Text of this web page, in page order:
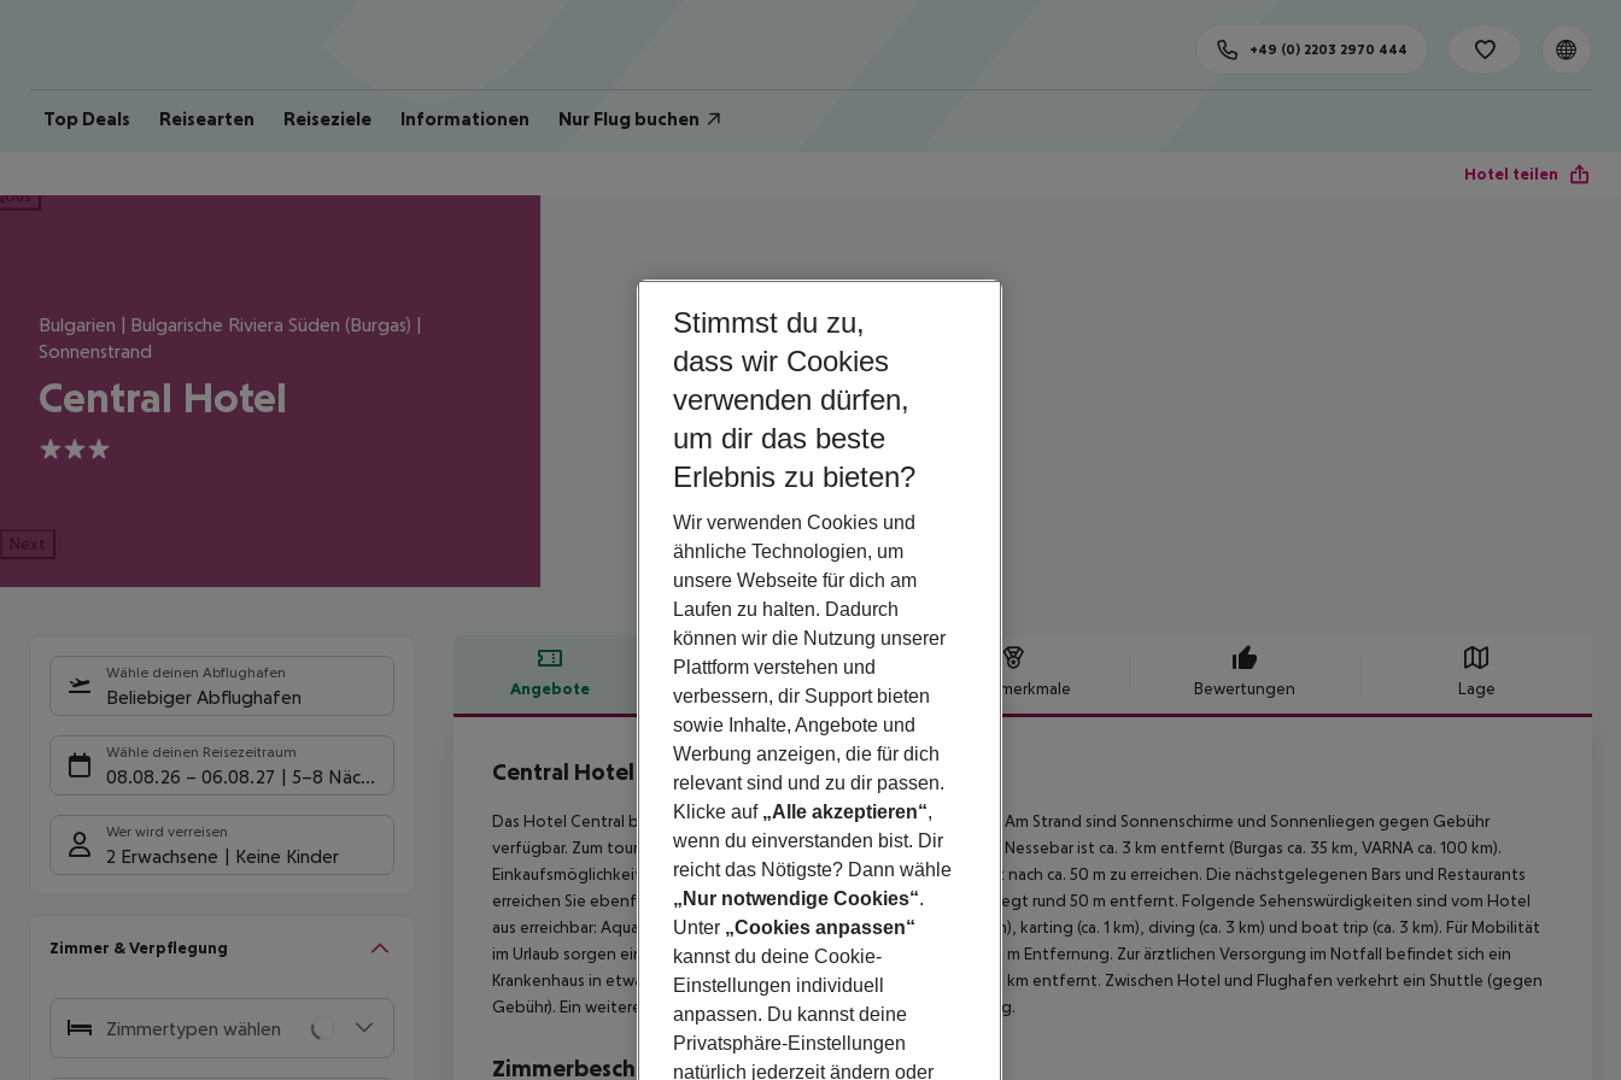
Top Deals Reisearten Reiseziele Informationen Nur Flug buchen
+49 (0) 2203 2970 444
Hotel teilen
Bulgarien | Bulgarische Riviera Süden (Burgas) |
Sonnenstrand
Central Hotel
3
Next
Wähle deinen Abflughafen
Beliebiger Abflughafen
Wähle deinen Reisezeitraum
08.08.26 – 06.08.27 5-8 Nächte
Wer wird verreisen
2 Erwachsene Keine Kinder
Zimmer & Verpflegung
Zimmertypen wählen
Angebote Hotelbeschreibung Hotelmerkmale Bewertungen Lage
Hotelbeschreibung
Central Hotel
Das Hotel Central befindet sich ca. 400 m vom Sandstrand entfernt. Am Strand sind Sonnenschirme und Sonnenliegen gegen Gebühr
verfügbar. Zum touristischen Zentrum sind es nur ca. 100 m. Die Stadt Nessebar ist ca. 3 km entfernt (Burgas ca. 35 km, VARNA ca. 100 km).
Einkaufsmöglichkeiten liegen ca. 150 m vom Hotel, ein Supermarkt ist nach ca. 50 m zu erreichen. Die nächstgelegenen Bars und Restaurants
erreichen Sie ebenfalls nach rund 50 m. Auch die nächste Diskothek liegt rund 50 m entfernt. Folgende Sehenswürdigkeiten sind vom Hotel
aus erreichbar: Aquapark Sunny Beach (ca. 200 m), Camel park (ca. 4 km), karting (ca. 1 km), diving (ca. 3 km) und boat trip (ca. 3 km). Für Mobilität
im Urlaub sorgen ein Taxistand sowie eine Bushaltestelle in etwa 200 m Entfernung. Zur ärztlichen Versorgung im Notfall befindet sich ein
Krankenhaus in etwa 100 m Entfernung. Der Flughafen (BOJ) ist ca. 27 km entfernt. Zwischen Hotel und Flughafen verkehrt ein Shuttle (gegen
Gebühr). Ein weiterer Flughafen (VAR) liegt in etwa 100 km Entfernung.
Zimmerbeschreibung
Stimmst du zu,
dass wir Cookies
verwenden dürfen,
um dir das beste
Erlebnis zu bieten?
Wir verwenden Cookies und
ähnliche Technologien, um
unsere Webseite für dich am
Laufen zu halten. Dadurch
können wir die Nutzung unserer
Plattform verstehen und
verbessern, dir Support bieten
sowie Inhalte, Angebote und
Werbung anzeigen, die für dich
relevant sind und zu dir passen.
Klicke auf „Alle akzeptieren“,
wenn du einverstanden bist. Dir
reicht das Nötigste? Dann wähle
„Nur notwendige Cookies“.
Unter „Cookies anpassen“
kannst du deine Cookie-
Einstellungen individuell
anpassen. Du kannst deine
Privatsphäre-Einstellungen
natürlich jederzeit ändern oder